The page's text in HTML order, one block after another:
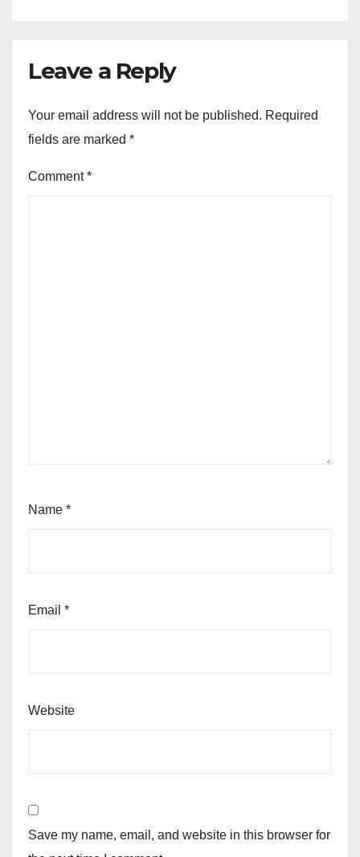
Leave a Reply
Your email address will not be published. Required
fields are marked *
Comment*
Name *
Email *
Website
Save my name, email, and website in this browser for